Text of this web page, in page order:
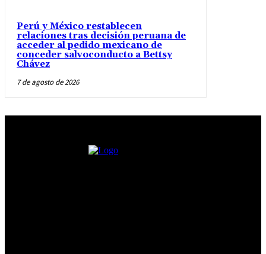
Perú y México restablecen
relaciones tras decisión peruana de
acceder al pedido mexicano de
conceder salvoconducto a Bettsy
Chávez
7 de agosto de 2026